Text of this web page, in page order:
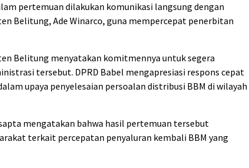
pertemuan dilakukan komunikasi langsung dengan
Belitung, Ade Winarco, guna mempercepat penerbitan
Belitung menyatakan komitmennya untuk segera
tersebut. DPRD Babel mengapresiasi respons cepat
upaya penyelesaian persoalan distribusi BBM di wilayah
mengatakan bahwa hasil pertemuan tersebut
terkait percepatan penyaluran kembali BBM yang